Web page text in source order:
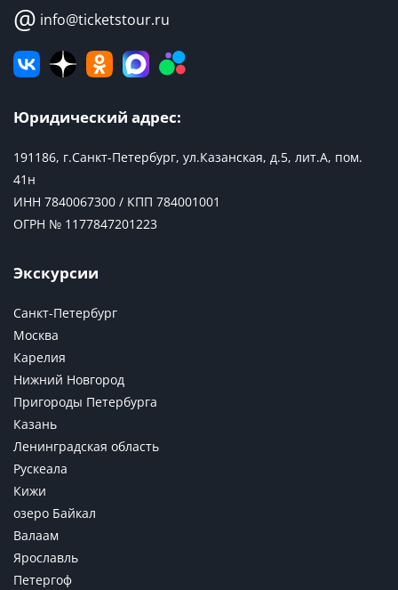
@ info@ticketstour.ru
Юридический адрес:
191186, г.Санкт-Петербург, ул.Казанская, д.5, лит.А, пом.
41н
ИНН 7840067300 / КПП 784001001
ОГРН № 1177847201223
Экскурсии
Санкт-Петербург
Москва
Карелия
Нижний Новгород
Пригороды Петербурга
Казань
Ленинградская область
Рускеала
Кижи
озеро Байкал
Валаам
Ярославль
Петергоф